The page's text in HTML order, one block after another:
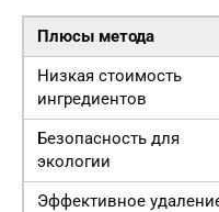
Плюсы метода
Низкая стоимость
ингредиентов
Безопасность для
экологии
Эффективное